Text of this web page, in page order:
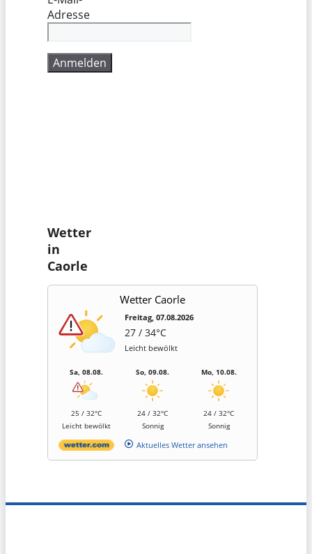
Adresse
Wetter
in
Caorle
Wetter Caorle
Freitag, 07.08.2026
27 / 34°C
Leicht bewölkt
Sa, 08.08.
25 / 32°C
Leicht bewölkt
So, 09.08.
24 / 32°C
Sonnig
Mo, 10.08.
24 / 32°C
Sonnig
Aktuelles Wetter ansehen